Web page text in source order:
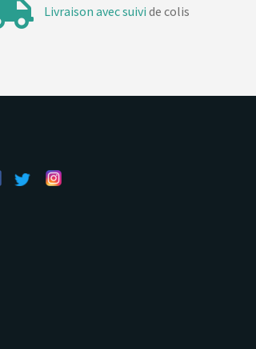
Livraison avec suivi de colis